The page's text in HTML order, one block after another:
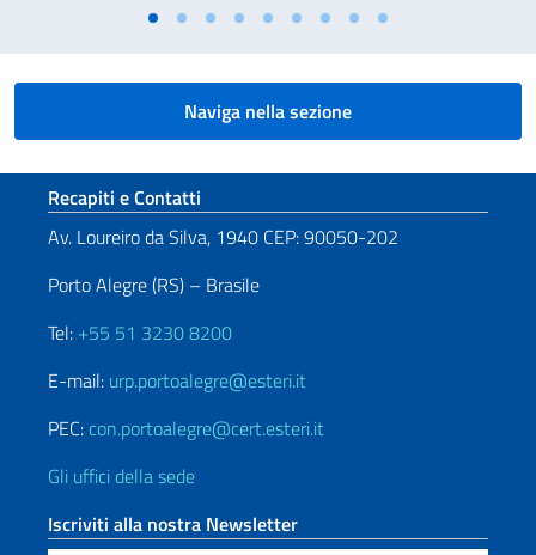
Naviga nella sezione
Sezione footer
Recapiti e Contatti
Av. Loureiro da Silva, 1940 CEP: 90050-202
Porto Alegre (RS) – Brasile
Tel: +55 51 3230 8200
E-mail: urp.portoalegre@esteri.it
PEC: con.portoalegre@cert.esteri.it
Gli uffici della sede
Iscriviti alla nostra Newsletter